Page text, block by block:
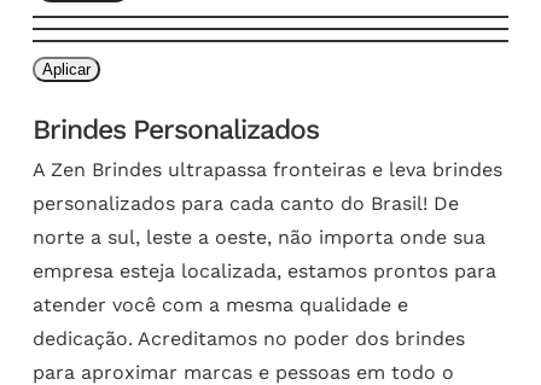
Aplicar
Brindes Personalizados
A Zen Brindes ultrapassa fronteiras e leva brindes
personalizados para cada canto do Brasil! De
norte a sul, leste a oeste, não importa onde sua
empresa esteja localizada, estamos prontos para
atender você com a mesma qualidade e
dedicação. Acreditamos no poder dos brindes
para aproximar marcas e pessoas em todo o